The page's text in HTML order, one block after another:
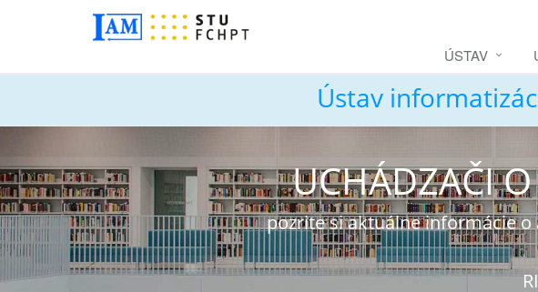
ÚSTAV
Ústav
UCHÁDZAČI
pozrite si aktuálne informácie